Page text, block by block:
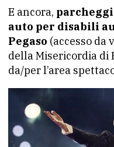
E ancora,
auto per disabili
Pegaso (accesso da
della Misericordia di
da/per l’area